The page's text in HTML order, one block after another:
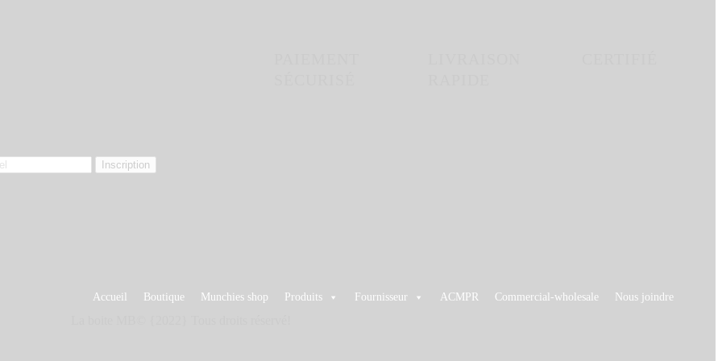
Accueil Boutique Munchies shop Produits Fournisseur ACMPR Commercial-wholesale Nous joindre